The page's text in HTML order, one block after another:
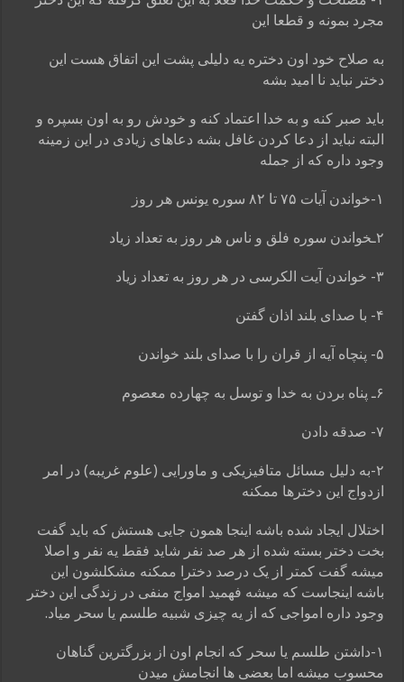
مجرد بمونه و قطعا این
به صلاح خود اون دختره یه دلیلی پشت این اتفاق هست این
دختر نباید نا امید بشه
باید صبر کنه و به خدا اعتماد کنه و خودش رو به اون بسپره و
البته نباید از دعا کردن غافل بشه دعاهای زیادی در این زمینه
وجود داره که از جمله
۱-خواندن آیات ۷۵ تا ۸۲ سوره یونس هر روز
۲ـخواندن سوره فلق و ناس هر روز به تعداد زیاد
۳- خواندن آیت الکرسی در هر روز به تعداد زیاد
۴- با صدای بلند اذان گفتن
۵- پنچاه آیه از قران را با صدای بلند خواندن
۶ـ پناه بردن به خدا و توسل به چهارده معصوم
۷- صدقه دادن
۲-به دلیل مسائل متافیزیکی و ماورایی (علوم غریبه) در امر
ازدواج این دخترها ممکنه
اختلال ایجاد شده باشه اینجا همون جایی هستش که باید گفت
بخت دختر بسته شده از هر صد نفر شاید فقط یه نفر و اصلا
میشه گفت کمتر از یک درصد دخترا ممکنه مشکلشون این
باشه اینجاست که میشه فهمید امواج منفی در زندگی این دختر
وجود داره امواجی که از یه چیزی شبیه طلسم یا سحر میاد.
۱-داشتن طلسم یا سحر که انجام اون از بزرگترین گناهان
محسوب میشه اما بعضی ها انجامش میدن